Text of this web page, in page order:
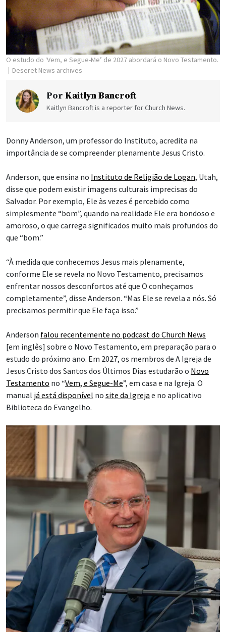
O estudo do ‘Vem, e Segue-Me’ de 2027 abordará o Novo Testamento.
Deseret News archives
Por Kaitlyn Bancroft
Kaitlyn Bancroft is a reporter for Church News.
Donny Anderson, um professor do Instituto, acredita na
importância de se compreender plenamente Jesus Cristo.
Anderson, que ensina no Instituto de Religião de Logan, Utah,
disse que podem existir imagens culturais imprecisas do
Salvador. Por exemplo, Ele às vezes é percebido como
simplesmente “bom”, quando na realidade Ele era bondoso e
amoroso, o que carrega significados muito mais profundos do
que “bom.”
“À medida que conhecemos Jesus mais plenamente,
conforme Ele se revela no Novo Testamento, precisamos
enfrentar nossos desconfortos até que O conheçamos
completamente”, disse Anderson. “Mas Ele se revela a nós. Só
precisamos permitir que Ele faça isso.”
Anderson falou recentemente no podcast do Church News
[em inglês] sobre o Novo Testamento, em preparação para o
estudo do próximo ano. Em 2027, os membros de A Igreja de
Jesus Cristo dos Santos dos Últimos Dias estudarão o Novo
Testamento no “Vem, e Segue-Me”, em casa e na Igreja. O
manual já está disponível no site da Igreja e no aplicativo
Biblioteca do Evangelho.